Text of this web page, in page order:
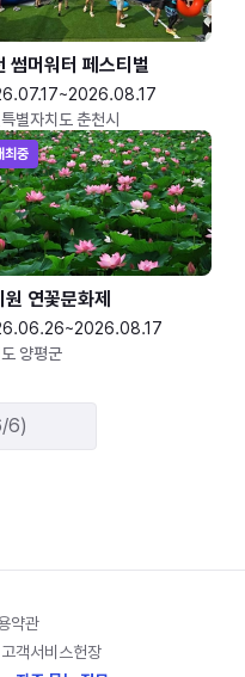
썸머워터 페스티벌
별자치도 춘천시
최중
원 연꽃문화제
양평군
6)
약관
고객서비스헌장